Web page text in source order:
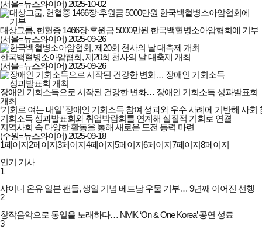
(서울=뉴스와이어) 2025-10-02
대상그룹, 헌혈증 1466장·후원금 5000만원 한국백혈병소아암협회에 기부
(서울=뉴스와이어) 2025-09-26
한국백혈병소아암협회, 제20회 천사의 날 대축제 개최
(서울=뉴스와이어) 2025-09-26
장애인 기회소득으로 시작된 건강한 변화… 장애인 기회소득 성과발표회
개최
‘기회로 여는 내일’ 장애인 기회소득 참여 성과와 우수 사례에 기반해 사회
기회소득 성과발표회와 취업박람회를 연계해 실질적 기회로 연결
지역사회 속 다양한 활동을 통해 새로운 도전 동력 마련
(수원=뉴스와이어) 2025-09-18
1페이지2페이지3페이지4페이지5페이지6페이지7페이지8페이지
인기 기사
1
샤이니 온유 일본 팬들, 생일 기념 베트남 우물 기부… 9년째 이어진 선행
2
창작음악으로 통일을 노래하다… NMK ‘On & One Korea’ 공연 성료
3